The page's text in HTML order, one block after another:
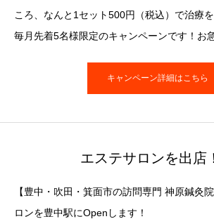
ころ、なんと1セット500円（税込）で治療
毎月先着5名様限定のキャンペーンです！お
キャンペーン詳細はこちら
エステサロンを出店
【豊中・吹田・箕面市の訪問専門 神原鍼灸
ロンを豊中駅にOpenします！